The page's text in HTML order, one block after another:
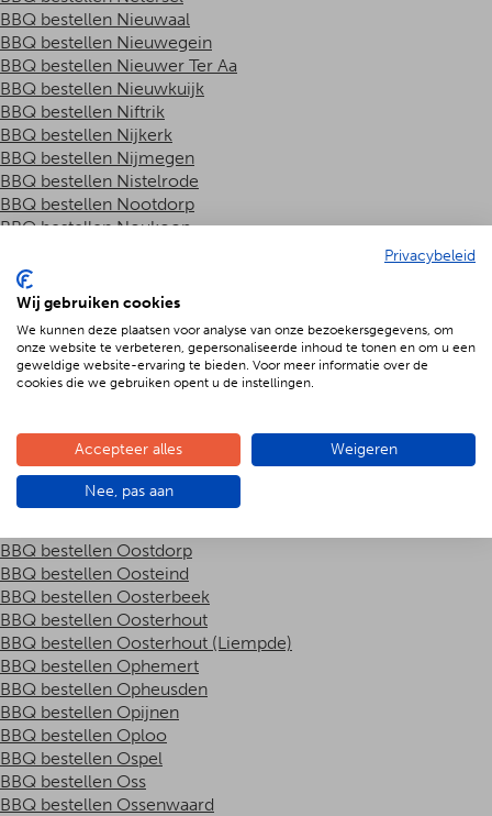
BBQ bestellen Nieuwaal
BBQ bestellen Nieuwegein
BBQ bestellen Nieuwer Ter Aa
BBQ bestellen Nieuwkuijk
BBQ bestellen Niftrik
BBQ bestellen Nijkerk
BBQ bestellen Nijmegen
BBQ bestellen Nistelrode
BBQ bestellen Nootdorp
BBQ bestellen Noukoop
BBQ bestellen Nuland
BBQ bestellen Ochten
BBQ bestellen Odiliapeel
BBQ bestellen Oeffelt
BBQ bestellen Oijen
BBQ bestellen Oisterwijk
BBQ bestellen Ommeren
BBQ bestellen Ooij
BBQ bestellen Oost West en Middelbeers
BBQ bestellen Oostdorp
BBQ bestellen Oosteind
BBQ bestellen Oosterbeek
BBQ bestellen Oosterhout
BBQ bestellen Oosterhout (Liempde)
BBQ bestellen Ophemert
BBQ bestellen Opheusden
BBQ bestellen Opijnen
BBQ bestellen Oploo
BBQ bestellen Ospel
BBQ bestellen Oss
BBQ bestellen Ossenwaard
Privacybeleid
Wij gebruiken cookies
We kunnen deze plaatsen voor analyse van onze bezoekersgegevens, om
onze website te verbeteren, gepersonaliseerde inhoud te tonen en om u een
geweldige website-ervaring te bieden. Voor meer informatie over de
cookies die we gebruiken opent u de instellingen.
Accepteer alles Weigeren
Nee, pas aan